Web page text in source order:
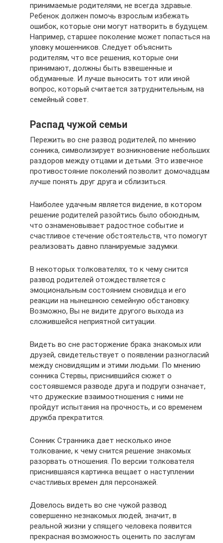
принимаемые родителями, не всегда здравые.
Ребенок должен помочь взрослым избежать
ошибок, которые они могут натворить в будущем.
Например, старшее поколение может попасться на
уловку мошенников. Следует объяснить
родителям, что все решения, которые они
принимают, должны быть взвешенные и
обдуманные. И лучше выносить тот или иной
вопрос, который считается затруднительным, на
семейный совет.
Распад чужой семьи
Пережить во сне развод родителей, по мнению
сонника, символизирует возникновение небольших
раздоров между отцами и детьми. Это извечное
противостояние поколений позволит домочадцам
лучше понять друг друга и сблизиться.
Наиболее удачным является видение, в котором
решение родителей разойтись было обоюдным,
что ознаменовывает радостное событие и
счастливое стечение обстоятельств, что помогут
реализовать давно планируемые задумки.
В некоторых толкователях, то к чему снится
развод родителей отождествляется с
эмоциональным состоянием сновидца и его
реакции на нынешнюю семейную обстановку.
Возможно, Вы не видите другого выхода из
сложившейся неприятной ситуации.
Видеть во сне расторжение брака знакомых или
друзей, свидетельствует о появлении разногласий
между сновидящим и этими людьми. По мнению
сонника Стервы, приснившийся сюжет о
состоявшемся разводе друга и подруги означает,
что дружеские взаимоотношения с ними не
пройдут испытания на прочность, и со временем
дружба прекратится.
Сонник Странника дает несколько иное
толкование, к чему снится решение знакомых
разорвать отношения. По версии толкователя
приснившаяся картинка вещает о наступлении
счастливых времен для персонажей.
Довелось видеть во сне чужой развод
совершенно незнакомых людей, значит, в
реальной жизни у спящего человека появится
прекрасная возможность оценить по заслугам